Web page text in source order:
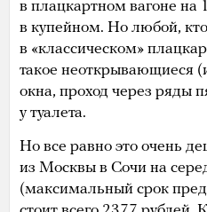
в плацкартном вагоне на
в купейном. Но любой,
в «классическом»
такое неоткрывающиеся
окна, проход через ряды
у туалета.
Но все равно это очень
из Москвы в Сочи на
(максимальный срок